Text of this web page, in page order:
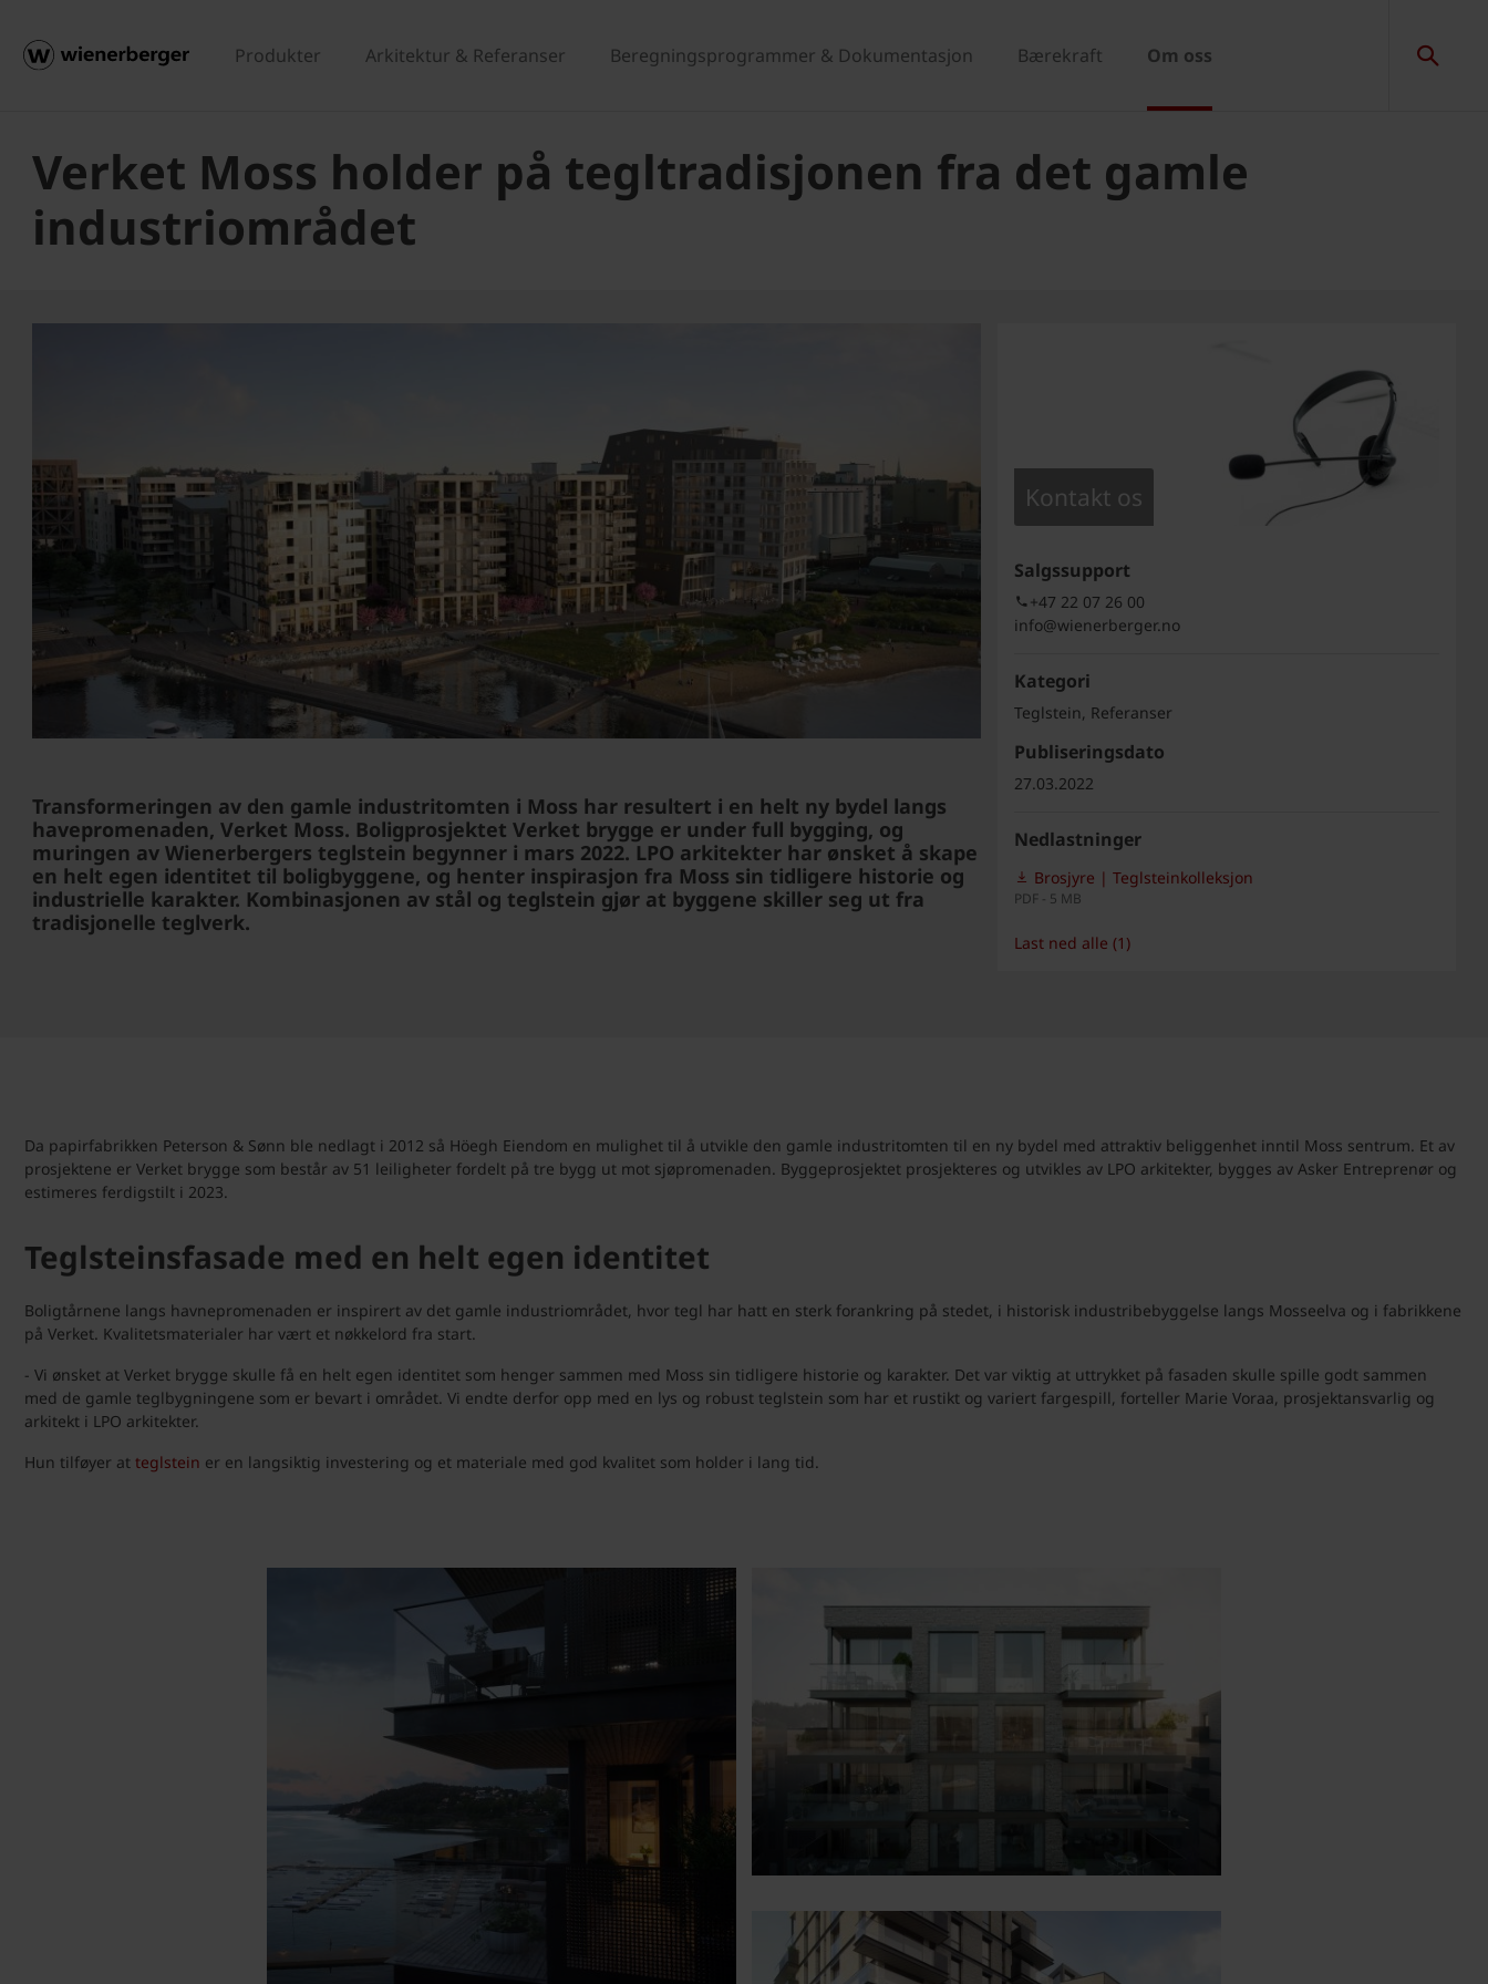
Produkter Arkitektur & Referanser Beregningsprogrammer & Dokumentasjon Bærekraft Om oss
Verket Moss holder på tegltradisjonen fra det gamle
industriområdet
Transformeringen av den gamle industritomten i Moss har resultert i en helt ny bydel langs
havepromenaden, Verket Moss. Boligprosjektet Verket brygge er under full bygging, og
muringen av Wienerbergers teglstein begynner i mars 2022. LPO arkitekter har ønsket å skape
en helt egen identitet til boligbyggene, og henter inspirasjon fra Moss sin tidligere historie og
industrielle karakter. Kombinasjonen av stål og teglstein gjør at byggene skiller seg ut fra
tradisjonelle teglverk.
Kontakt os
Salgssupport
+47 22 07 26 00
info@wienerberger.no
Kategori
Teglstein, Referanser
Publiseringsdato
27.03.2022
Nedlastninger
Brosjyre | Teglsteinkolleksjon
PDF - 5 MB
Last ned alle (1)
Da papirfabrikken Peterson & Sønn ble nedlagt i 2012 så Höegh Eiendom en mulighet til å utvikle den gamle industritomten til en ny bydel med attraktiv beliggenhet inntil Moss sentrum. Et av
prosjektene er Verket brygge som består av 51 leiligheter fordelt på tre bygg ut mot sjøpromenaden. Byggeprosjektet prosjekteres og utvikles av LPO arkitekter, bygges av Asker Entreprenør og
estimeres ferdigstilt i 2023.
Teglsteinsfasade med en helt egen identitet
Boligtårnene langs havnepromenaden er inspirert av det gamle industriområdet, hvor tegl har hatt en sterk forankring på stedet, i historisk industribebyggelse langs Mosseelva og i fabrikkene
på Verket. Kvalitetsmaterialer har vært et nøkkelord fra start.
- Vi ønsket at Verket brygge skulle få en helt egen identitet som henger sammen med Moss sin tidligere historie og karakter. Det var viktig at uttrykket på fasaden skulle spille godt sammen
med de gamle teglbygningene som er bevart i området. Vi endte derfor opp med en lys og robust teglstein som har et rustikt og variert fargespill, forteller Marie Voraa, prosjektansvarlig og
arkitekt i LPO arkitekter.
Hun tilføyer at teglstein er en langsiktig investering og et materiale med god kvalitet som holder i lang tid.